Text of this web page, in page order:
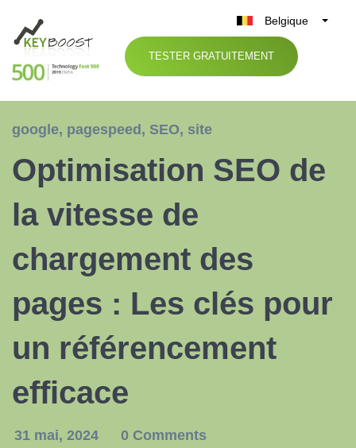
Belgique
België
Nederland
España
TESTER GRATUITEMENT
google, pagespeed , SEO, site
Optimisation SEO de
la vitesse de
chargement des
pages : Les clés pour
un référencement
efficace
31 mai, 2024 0 Comments